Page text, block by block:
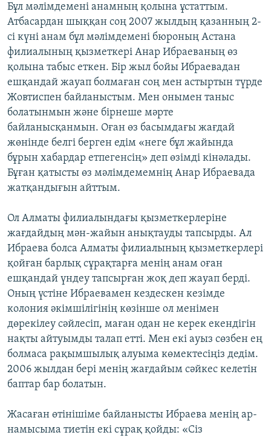
Бұл мәлімдемені анамның қолына ұстаттым.
Атбасардан шыққан соң 2007 жылдың қазанның 2-
сі күні анам бұл мәлімдемені бюроның Астана
филиалының қызметкері Анар Ибраеваның өз
қолына табыс еткен. Бір жыл бойы Ибраевадан
ешқандай жауап болмаған соң мен астыртын түрде
Жовтиспен байланыстым. Мен онымен таныс
болатынмын және бірнеше мәрте
байланысқанмын. Оған өз басымдағы жағдай
жөнінде белгі берген едім «неге бұл жайында
бұрын хабардар етпегенсің» деп өзімді кінәлады.
Бұған қатысты өз мәлімдемемнің Анар Ибраевада
жатқандығын айттым.
Ол Алматы филиалындағы қызметкерлеріне
жағдайдың мән-жайын анықтауды тапсырды. Ал
Ибраева болса Алматы филиалының қызметкерлері
қойған барлық сұрақтарға менің анам оған
ешқандай үндеу тапсырған жоқ деп жауап берді.
Оның үстіне Ибраевамен кездескен кезімде
колония әкімшілігінің көзінше ол менімен
дөрекілеу сәйлесіп, маған одан не керек екендігін
нақты айтуымды талап етті. Мен екі ауыз сөзбен ең
болмаса рақымшылық алуыма көмектесіңіз дедім.
2006 жылдан бері менің жағдайым сәйкес келетін
баптар бар болатын.
Жасаған өтінішіме байланысты Ибраева менің ар-
намысыма тиетін екі сұрақ қойды: «Сіз